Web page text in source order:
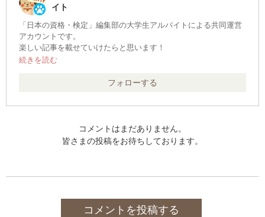
イト
「日本の資格・検定」編集部の大学生アルバイトによる共同運営
アカウントです。
楽しい記事を載せていけたらと思います！
よろしくお願いいたします！
フォローする
コメントはまだありません。
皆さまの投稿をお待ちしております。
コメントを投稿する